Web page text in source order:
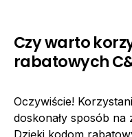
Czy warto
rabatowych
Oczywiście!
doskonały sposób
Dzięki kodom